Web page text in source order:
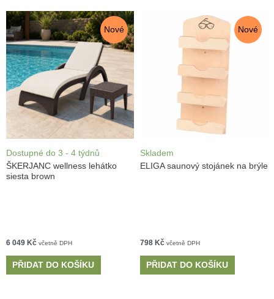
Nové
Dostupné do 3 - 4 týdnů
ŠKERJANC wellness lehátko
siesta brown
6 049 Kč včetně DPH
PŘIDAT DO KOŠÍKU
Nové
Skladem
ELIGA saunový stojánek na brýle
798 Kč včetně DPH
PŘIDAT DO KOŠÍKU